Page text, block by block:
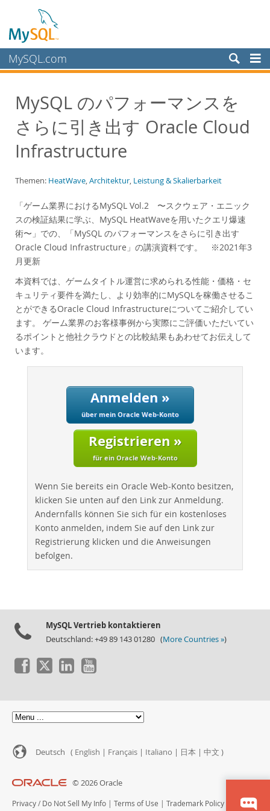
MySQL.com
Schulung, Beratung, Support
Partner
Kunden
White Papers
Presentations
Videos
Case Studies
Books
Benchmarks
Migration
TCO Savings
Industries
Neues & Termine
Dokumentation
MySQL のパフォーマンスを
さらに引き出す Oracle Cloud
Infrastructure
Themen: HeatWave,Architektur, Leistung & Skalierbarkeit
「ゲーム業界におけるMySQL Vol.2 〜スクウェア・エニック
スの検証結果に学ぶ、MySQL HeatWaveを用いたクエリ爆速
術〜」での、「MySQL のパフォーマンスをさらに引き出す
Oracle Cloud Infrastructure」の講演資料です。 ※2021年3
月更新
本資料では、ゲームタイトル運営に求められる性能・価格・セ
キュリティ要件を満たし、より効率的にMySQLを稼働させるこ
とができるOracle Cloud Infrastructureについてご紹介してい
ます。 ゲーム業界のお客様事例から実際にご評価いただいてい
るポイントと他社クラウドとの比較結果もあわせてお伝えして
います。
Anmelden »
über mein Oracle Web-Konto
Registrieren »
für ein Oracle Web-Konto
Wenn Sie bereits ein Oracle Web-Konto besitzen,
klicken Sie unten auf den Link zur Anmeldung.
Andernfalls können Sie sich für ein kostenloses
Konto anmelden, indem Sie auf den Link zur
Registrierung klicken und die Anweisungen
befolgen.
MySQL Vertrieb kontaktieren
Deutschland: +49 89 143 01280 (More Countries »)
Deutsch ( English | Français | Italiano | 日本 | 中文 )
© 2026 Oracle
Privacy / Do Not Sell My Info | Terms of Use | Trademark Policy